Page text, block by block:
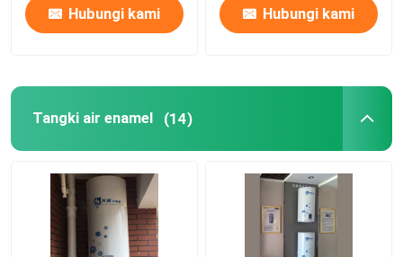
Video
Tentang Kami
Hubungi kami Hubungi kami
Tangki air enamel (14)